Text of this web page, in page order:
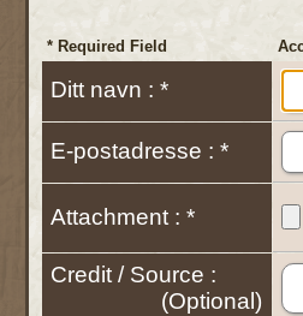
* Required Field
Ditt navn : *
E-postadresse : *
Attachment : *
Credit / Source :
(Optional)